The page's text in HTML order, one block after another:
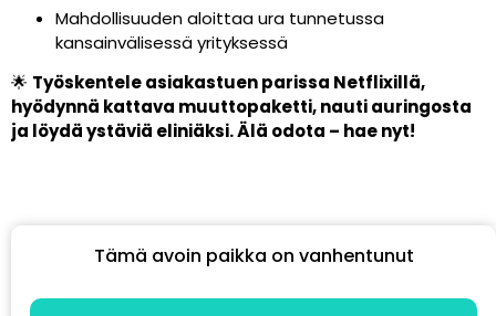
Mahdollisuuden aloittaa ura tunnetussa
kansainvälisessä yrityksessä
🌟 Työskentele asiakastuen parissa Netflixillä,
hyödynnä kattava muuttopaketti, nauti auringosta
ja löydä ystäviä eliniäksi. Älä odota – hae nyt!
Tämä avoin paikka on vanhentunut